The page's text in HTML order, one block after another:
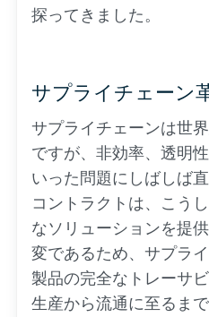
探ってきました。
サプライチェーン
サプライチェーンは世
ですが、非効率、透明
いった問題にしばしば
コントラクトは、こう
なソリューションを提
変であるため、サプラ
製品の完全なトレーサ
生産から流通に至るま